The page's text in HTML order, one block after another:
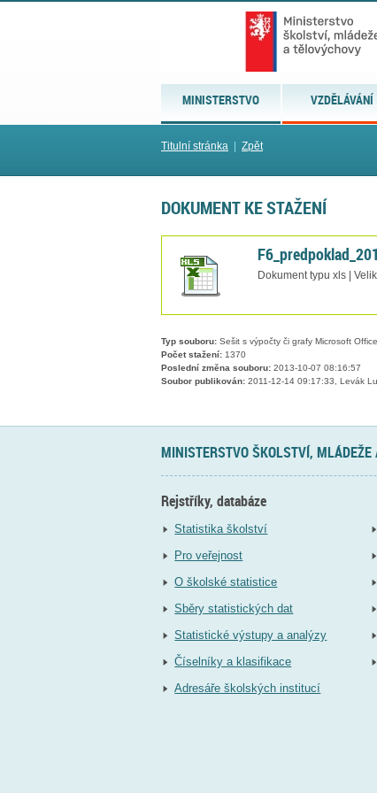
MINISTERSTVO VZDĚLÁVÁNÍ
Titulní stránka Zpět
DOKUMENT KE STAŽENÍ
Dokument typu xls |
Typ souboru: Sešit s výpočty či grafy Microsoft
Počet stažení: 1370
Poslední změna souboru: 2013-10-07 08:16:57
Soubor publikován: 2011-12-14 09:17:33, Levák
MINISTERSTVO ŠKOLSTVÍ, MLÁDEŽE
Rejstříky, databáze
Statistika školství
Pro veřejnost
O školské statistice
Sběry statistických dat
Statistické výstupy a analýzy
Číselníky a klasifikace
Adresáře školských institucí